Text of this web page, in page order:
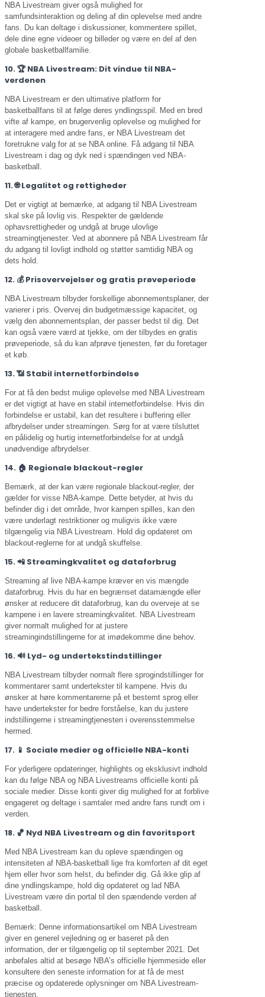
NBA Livestream giver også mulighed for
samfundsinteraktion og deling af din oplevelse med andre
fans. Du kan deltage i diskussioner, kommentere spillet,
dele dine egne videoer og billeder og være en del af den
globale basketballfamilie.
10. 🏆 NBA Livestream: Dit vindue til NBA-
verdenen
NBA Livestream er den ultimative platform for
basketballfans til at følge deres yndlingsspil. Med en bred
vifte af kampe, en brugervenlig oplevelse og mulighed for
at interagere med andre fans, er NBA Livestream det
foretrukne valg for at se NBA online. Få adgang til NBA
Livestream i dag og dyk ned i spændingen ved NBA-
basketball.
11. 🌐 Legalitet og rettigheder
Det er vigtigt at bemærke, at adgang til NBA Livestream
skal ske på lovlig vis. Respekter de gældende
ophavsrettigheder og undgå at bruge ulovlige
streamingtjenester. Ved at abonnere på NBA Livestream får
du adgang til lovligt indhold og støtter samtidig NBA og
dets hold.
12. 💰 Prisovervejelser og gratis prøveperiode
NBA Livestream tilbyder forskellige abonnementsplaner, der
varierer i pris. Overvej din budgetmæssige kapacitet, og
vælg den abonnementsplan, der passer bedst til dig. Det
kan også være værd at tjekke, om der tilbydes en gratis
prøveperiode, så du kan afprøve tjenesten, før du foretager
et køb.
13. 📶 Stabil internetforbindelse
For at få den bedst mulige oplevelse med NBA Livestream
er det vigtigt at have en stabil internetforbindelse. Hvis din
forbindelse er ustabil, kan det resultere i buffering eller
afbrydelser under streamingen. Sørg for at være tilsluttet
en pålidelig og hurtig internetforbindelse for at undgå
unødvendige afbrydelser.
14. 🏠 Regionale blackout-regler
Bemærk, at der kan være regionale blackout-regler, der
gælder for visse NBA-kampe. Dette betyder, at hvis du
befinder dig i det område, hvor kampen spilles, kan den
være underlagt restriktioner og muligvis ikke være
tilgængelig via NBA Livestream. Hold dig opdateret om
blackout-reglerne for at undgå skuffelse.
15. 📲 Streamingkvalitet og dataforbrug
Streaming af live NBA-kampe kræver en vis mængde
dataforbrug. Hvis du har en begrænset datamængde eller
ønsker at reducere dit dataforbrug, kan du overveje at se
kampene i en lavere streamingkvalitet. NBA Livestream
giver normalt mulighed for at justere
streamingindstillingerne for at imødekomme dine behov.
16. 🔊 Lyd- og undertekstindstillinger
NBA Livestream tilbyder normalt flere sprogindstillinger for
kommentarer samt undertekster til kampene. Hvis du
ønsker at høre kommentarerne på et bestemt sprog eller
have undertekster for bedre forståelse, kan du justere
indstillingerne i streamingtjenesten i overensstemmelse
hermed.
17. 📱 Sociale medier og officielle NBA-konti
For yderligere opdateringer, highlights og eksklusivt indhold
kan du følge NBA og NBA Livestreams officielle konti på
sociale medier. Disse konti giver dig mulighed for at forblive
engageret og deltage i samtaler med andre fans rundt om i
verden.
18. 🏀 Nyd NBA Livestream og din favoritsport
Med NBA Livestream kan du opleve spændingen og
intensiteten af NBA-basketball lige fra komforten af dit eget
hjem eller hvor som helst, du befinder dig. Gå ikke glip af
dine yndlingskampe, hold dig opdateret og lad NBA
Livestream være din portal til den spændende verden af
basketball.
Bemærk: Denne informationsartikel om NBA Livestream
giver en generel vejledning og er baseret på den
information, der er tilgængelig op til september 2021. Det
anbefales altid at besøge NBA’s officielle hjemmeside eller
konsultere den seneste information for at få de mest
præcise og opdaterede oplysninger om NBA Livestream-
tjenesten.